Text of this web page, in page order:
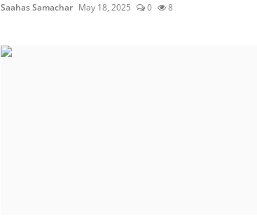
Saahas Samachar May 18, 2025 0 8